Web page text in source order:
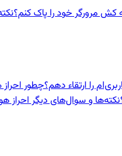
کش مرورگر خود را پاک کنم؟
را ارتقاء دهم؟چطور احراز هویت
نکته‌ها و سوال‌های دیگر احراز